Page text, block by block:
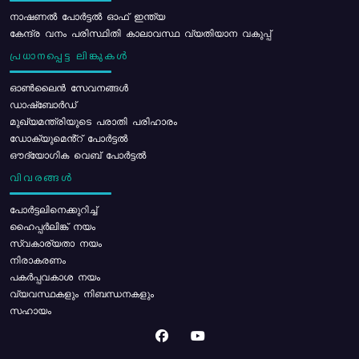
നാഷണൽ പോർട്ടൽ ഓഫ് ഇന്ത്യ
കേന്ദ്ര വനം പരിസ്ഥിതി കാലാവസ്ഥ വ്യതിയാന വകുപ്പ്
പ്രധാനപ്പെട്ട ലിങ്കുകൾ
ഓൺലൈൻ സേവനങ്ങൾ
ഡാഷ്ബോർഡ്
മുഖ്യമന്ത്രിയുടെ പരാതി പരിഹാരം
ഡോക്യുമെൻ്റ് പോർട്ടൽ
ഔദ്യോഗിക വെബ് പോർട്ടൽ
വിവരങ്ങൾ
പോര്‍ട്ടലിനെക്കുറിച്ച്
ഹൈപ്പർലിങ്ക് നയം
സ്വകാര്യതാ നയം
നിരാകരണം
പകർപ്പവകാശ നയം
വ്യവസ്ഥകളും നിബന്ധനകളും
സഹായം